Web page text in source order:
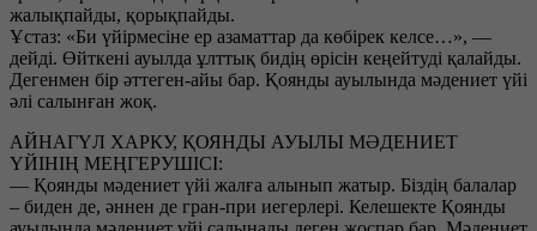
жалықпайды, қорықпайды.
Ұстаз: «Би үйірмесіне ер азаматтар да көбірек келсе…», —
дейді. Өйткені ауылда ұлттық бидің өрісін кеңейтуді қалайды.
Дегенмен бір әттеген-айы бар. Қоянды ауылында мәдениет үйі
әлі салынған жоқ.
АЙНАГҮЛ ХАРКУ, ҚОЯНДЫ АУЫЛЫ МӘДЕНИЕТ
ҮЙІНІҢ МЕҢГЕРУШІСІ:
— Қоянды мәдениет үйі жалға алынып жатыр. Біздің балалар
– биден де, әннен де гран-при иегерлері. Келешекте Қоянды